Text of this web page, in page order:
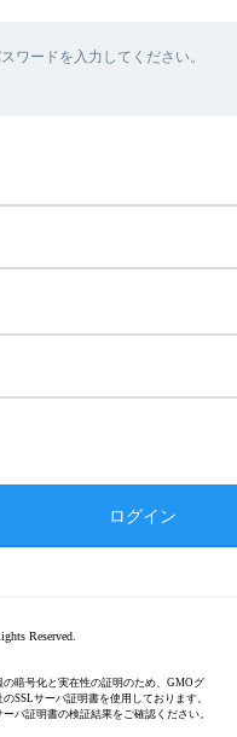
ワードを入力してください。
Reserved.
の暗号化と実在性の証明のため、GMOグ
SSLサーバ証明書を使用しております。
バ証明書の検証結果をご確認ください。